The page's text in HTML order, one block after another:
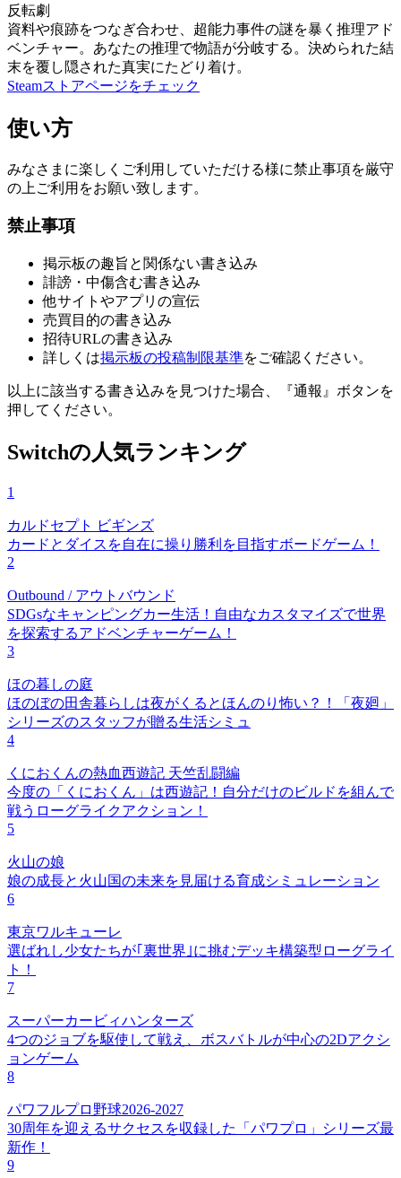
反転劇
資料や痕跡をつなぎ合わせ、超能力事件の謎を暴く推理アド
ベンチャー。あなたの推理で物語が分岐する。決められた結
末を覆し隠された真実にたどり着け。
Steamストアページをチェック
使い方
みなさまに楽しくご利用していただける様に禁止事項を厳守
の上ご利用をお願い致します。
禁止事項
掲示板の趣旨と関係ない書き込み
誹謗・中傷含む書き込み
他サイトやアプリの宣伝
売買目的の書き込み
招待URLの書き込み
詳しくは掲示板の投稿制限基準をご確認ください。
以上に該当する書き込みを見つけた場合、
『通報』ボタンを
押してください。
Switchの人気ランキング
1
カルドセプト ビギンズ
カードとダイスを自在に操り勝利を目指すボードゲーム！
2
Outbound / アウトバウンド
SDGsなキャンピングカー生活！自由なカスタマイズで世界
を探索するアドベンチャーゲーム！
3
ほの暮しの庭
ほのぼの田舎暮らしは夜がくるとほんのり怖い？！「夜廻」
シリーズのスタッフが贈る生活シミュ
4
くにおくんの熱血西遊記 天竺乱闘編
今度の「くにおくん」は西遊記！自分だけのビルドを組んで
戦うローグライクアクション！
5
火山の娘
娘の成長と火山国の未来を見届ける育成シミュレーション
6
東京ワルキューレ
選ばれし少女たちが｢裏世界｣に挑むデッキ構築型ローグライ
ト！
7
スーパーカービィハンターズ
4つのジョブを駆使して戦え、ボスバトルが中心の2Dアクシ
ョンゲーム
8
パワフルプロ野球2026-2027
30周年を迎えるサクセスを収録した「パワプロ」シリーズ最
新作！
9